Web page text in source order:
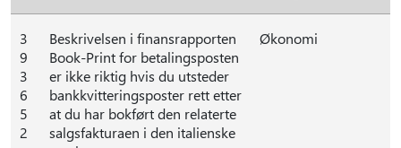
3
9
3
6
5
2
Beskrivelsen i finansrapporten
Book-Print for betalingsposten
er ikke riktig hvis du utsteder
bankkvitteringsposter rett etter
at du har bokført den relaterte
salgsfakturaen i den italienske
Økonomi